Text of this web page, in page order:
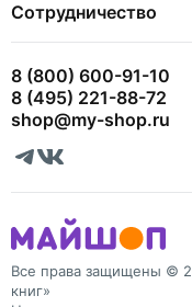
Сотрудничество
8 (800) 600-91-10
8 (495) 221-88-72
shop@my-shop.ru
Все права защищены ©
книг»